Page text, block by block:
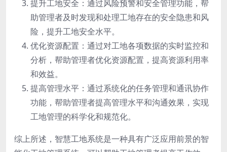
提升工地安全：通过风险预警和安全管理功能，帮
助管理者及时发现和处理工地存在的安全隐患和风
险，提升工地安全水平。
优化资源配置：通过对工地各项数据的实时监控和
分析，帮助管理者优化资源配置，提高资源利用率
和效益。
提高管理水平：通过系统化的任务管理和通讯协作
功能，帮助管理者提高管理水平和沟通效果，实现
工地管理的科学化和规范化。
综上所述，智慧工地系统是一种具有广泛应用前景的智